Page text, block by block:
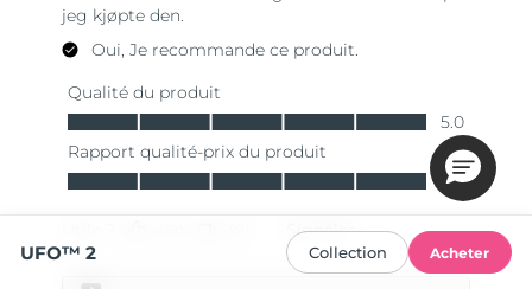
UFO™ 2 Collection Acheter